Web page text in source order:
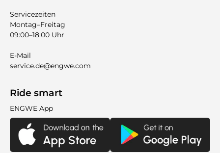
Servicezeiten
Montag–Freitag
09:00–18:00 Uhr
E-Mail
service.de@engwe.com
Ride smart
ENGWE App